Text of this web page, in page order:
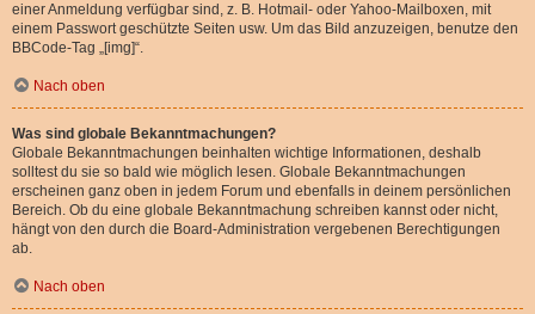
einer Anmeldung verfügbar sind, z. B. Hotmail- oder Yahoo-Mailboxen, mit
einem Passwort geschützte Seiten usw. Um das Bild anzuzeigen, benutze den
BBCode-Tag „[img]“.
Nach oben
Was sind globale Bekanntmachungen?
Globale Bekanntmachungen beinhalten wichtige Informationen, deshalb
solltest du sie so bald wie möglich lesen. Globale Bekanntmachungen
erscheinen ganz oben in jedem Forum und ebenfalls in deinem persönlichen
Bereich. Ob du eine globale Bekanntmachung schreiben kannst oder nicht,
hängt von den durch die Board-Administration vergebenen Berechtigungen
ab.
Nach oben